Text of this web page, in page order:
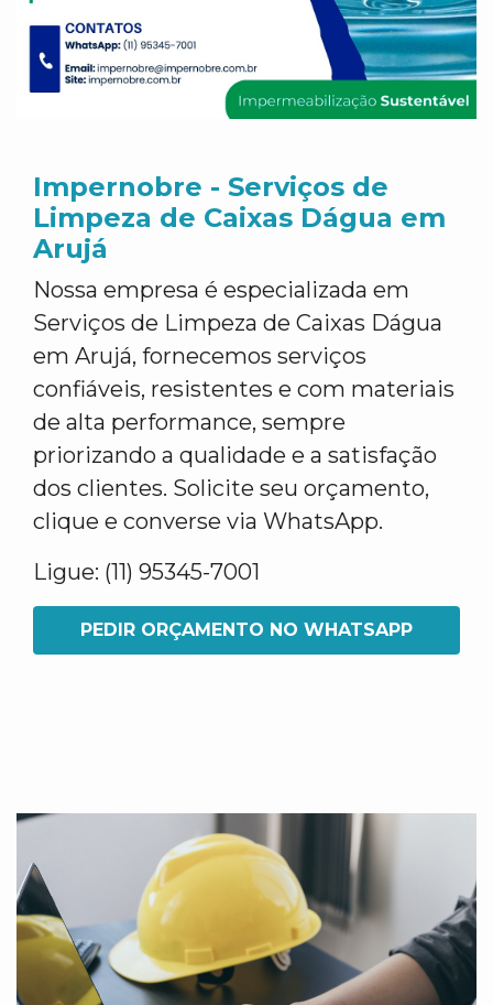
Impernobre - Serviços de
Limpeza de Caixas Dágua em
Arujá
Nossa empresa é especializada em
Serviços de Limpeza de Caixas Dágua
em Arujá, fornecemos serviços
confiáveis, resistentes e com materiais
de alta performance, sempre
priorizando a qualidade e a satisfação
dos clientes. Solicite seu orçamento,
clique e converse via WhatsApp.
Ligue: (11) 95345-7001
PEDIR ORÇAMENTO NO WHATSAPP